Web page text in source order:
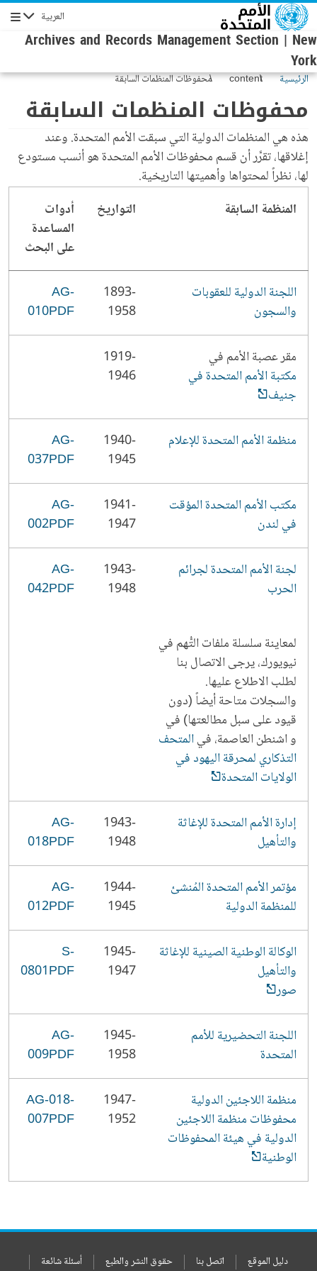
تجاوز إلى المحتوى الرئيسي العربية الإبحار
Archives and Records Management Section | New
York
الرئيسية content محفوظات المنظمات السابقة
محفوظات المنظمات السابقة
هذه هي المنظمات الدولية التي سبقت الأمم المتحدة. وعند
إغلاقها، تقرَّر أن قسم محفوظات الأمم المتحدة هو أنسب مستودع
لها، نظراً لمحتواها وأهميتها التاريخية.
المنظمة السابقة التواريخ
أدوات
المساعدة
على البحث
اللجنة الدولية للعقوبات
والسجون
1893-
1958
AG-
010PDF
مقر عصبة الأمم في
مكتبة الأمم المتحدة في
جنيف
1919-
1946
منظمة الأمم المتحدة للإعلام
1940-
1945
AG-
037PDF
مكتب الأمم المتحدة المؤقت
في لندن
1941-
1947
AG-
002PDF
لجنة الأمم المتحدة لجرائم
الحرب
لمعاينة سلسلة ملفات التُّهم في
نيويورك، يرجى الاتصال بنا
لطلب الاطلاع عليها.
والسجلات متاحة أيضاً (دون
قيود على سبل مطالعتها) في
و اشنطن العاصمة، فيالمتحف
التذكاري لمحرقة اليهود في
الولايات المتحدة
1943-
1948
AG-
042PDF
إدارة الأمم المتحدة للإغاثة
والتأهيل
1943-
1948
AG-
018PDF
مؤتمر الأمم المتحدة المُنشئ
للمنظمة الدولية
1944-
1945
AG-
012PDF
الوكالة الوطنية الصينية للإغاثة
والتأهيل
صور
1945-
1947
S-
0801PDF
اللجنة التحضيرية للأمم
المتحدة
1945-
1958
AG-
009PDF
منظمة اللاجئين الدولية
محفوظات منظمة اللاجئين
الدولية في هيئة المحفوظات
الوطنية
1947-
1952
AG-018-
007PDF
دليل الموقع اتصل بنا حقوق النشر والطبع أسئلة شائعة